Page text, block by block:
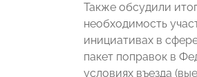
Также обсудили
необходимость
инициативах в
пакет поправок в
условиях въезда